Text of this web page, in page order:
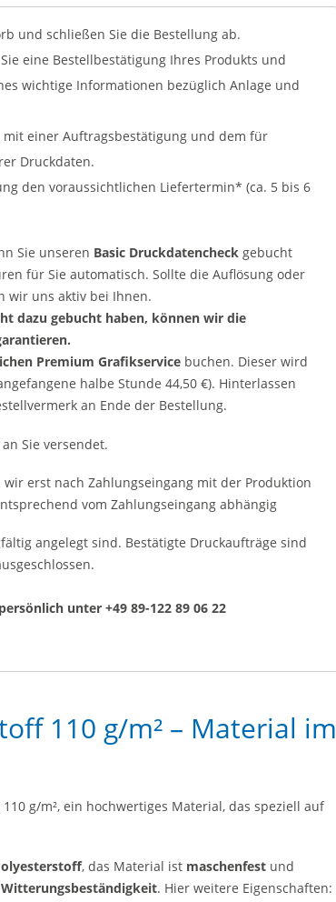
und schließen Sie die Bestellung ab.
eine Bestellbestätigung Ihres Produkts und
wichtige Informationen bezüglich Anlage und
mit einer Auftragsbestätigung und dem für
Druckdaten.
den voraussichtlichen Liefertermin* (ca. 5 bis 6
Sie unseren Basic Druckdatencheck gebucht
für Sie automatisch. Sollte die Auflösung oder
wir uns aktiv bei Ihnen.
dazu gebucht haben, können wir die
Premium Grafikservice buchen. Dieser wird
halbe Stunde 44,50 €). Hinterlassen
an Ende der Bestellung.
Sie versendet.
erst nach Zahlungseingang mit der Produktion
vom Zahlungseingang abhängig
angelegt sind. Bestätigte Druckaufträge sind
unter +49 89-122 89 06 22
110 g/m² – Material im
g/m², ein hochwertiges Material, das speziell auf
, das Material ist maschenfest und
Witterungsbeständigkeit. Hier weitere Eigenschaften: